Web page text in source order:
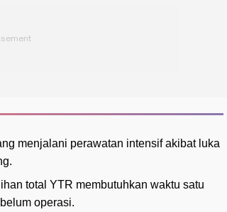
menjalani perawatan intensif akibat luka
total YTR membutuhkan waktu satu
operasi.